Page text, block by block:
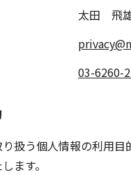
太田 飛
03-6260-
扱う個人情報の利用
ます。